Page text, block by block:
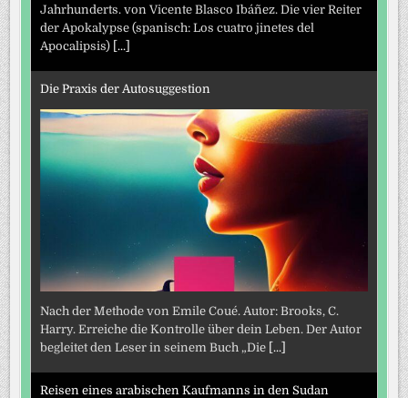
Jahrhunderts. von Vicente Blasco Ibáñez. Die vier Reiter
der Apokalypse (spanisch: Los cuatro jinetes del
Apocalipsis) [...]
Die Praxis der Autosuggestion
Nach der Methode von Emile Coué. Autor: Brooks, C.
Harry. Erreiche die Kontrolle über dein Leben. Der Autor
begleitet den Leser in seinem Buch „Die [...]
Reisen eines arabischen Kaufmanns in den Sudan